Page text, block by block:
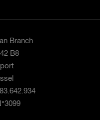
Branch
B8